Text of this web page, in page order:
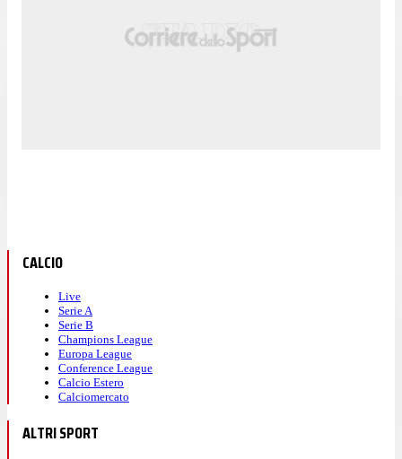
CALCIO
Live
Serie A
Serie B
Champions League
Europa League
Conference League
Calcio Estero
Calciomercato
ALTRI SPORT